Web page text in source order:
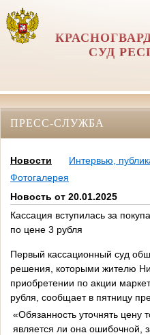
СУД
ПРЕСС-СЛУЖБА
Новости
Интервью,
Фотогалерея
Новость от 20.01.2025
Кассация вступилась за
по цене 3 рубля
Первый кассационный суд
решения, которыми жителю
приобретении по акции
рубля, сообщает в пятницу
«Обязанность уточнять цену
является ли она ошибочной,